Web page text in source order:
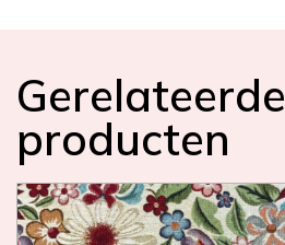
Gerelateerde
producten